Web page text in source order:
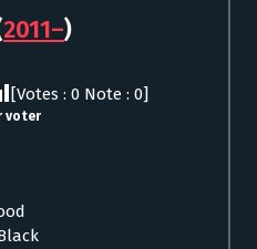
2011–)
[Votes : 0 Note : 0]
voter